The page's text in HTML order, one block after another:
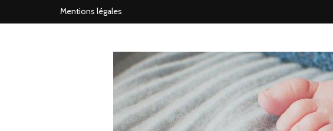
Mentions légales